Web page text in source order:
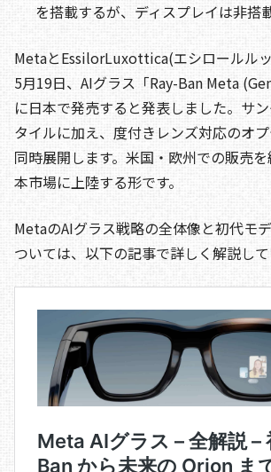
を搭載するが、ディスプレイは非搭載
MetaとEssilorLuxottica(エシロールル
5月19日、AIグラス「Ray-Ban Meta
に日本で発売すると発表しました。サ
タイルに加え、度付きレンズ対応のオ
同時展開します。米国・欧州での販売
本市場に上陸する形です。
MetaのAIグラス戦略の全体像と初代モ
ついては、以下の記事で詳しく解説し